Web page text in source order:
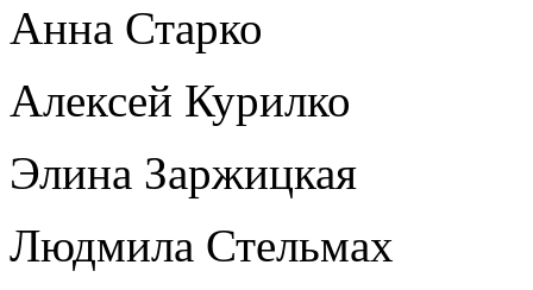
Анна Старко
Алексей Курилко
Элина Заржицкая
Людмила Стельмах